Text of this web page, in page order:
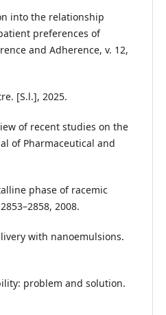
into the relationship
preferences of
and Adherence, v. 12,
[S.l.], 2025.
of recent studies on the
of Pharmaceutical and
phase of racemic
2008.
with nanoemulsions.
problem and solution.